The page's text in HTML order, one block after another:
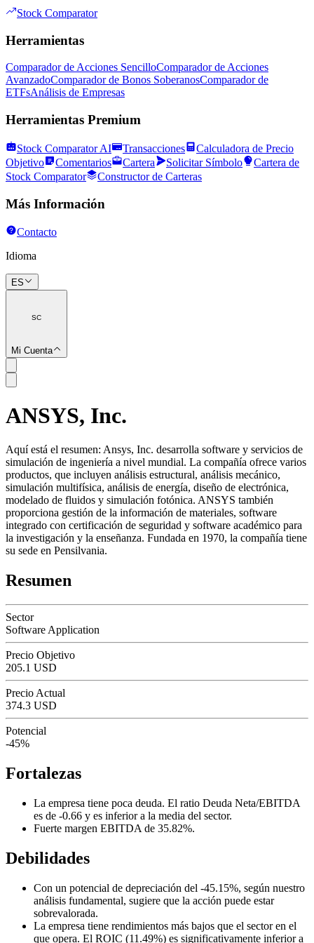
Stock Comparator
Herramientas
Comparador de Acciones SencilloComparador de Acciones
AvanzadoComparador de Bonos SoberanosComparador de
ETFsAnálisis de Empresas
Herramientas Premium
Stock Comparator AI Transacciones
Calculadora de Precio
Objetivo
Comentarios Cartera Solicitar Símbolo
Cartera de
Stock Comparator
Constructor de Carteras
Más Información
Contacto
Idioma
ES
SC
Mi Cuenta
SC
ANSYS, Inc.
Aquí está el resumen: Ansys, Inc. desarrolla software y servicios de
simulación de ingeniería a nivel mundial. La compañía ofrece varios
productos, que incluyen análisis estructural, análisis mecánico,
simulación multifísica, análisis de energía, diseño de electrónica,
modelado de fluidos y simulación fotónica. ANSYS también
proporciona gestión de la información de materiales, software
integrado con certificación de seguridad y software académico para
la investigación y la enseñanza. Fundada en 1970, la compañía tiene
su sede en Pensilvania.
Resumen
Sector
Software Application
Precio Objetivo
205.1 USD
Precio Actual
374.3 USD
Potencial
-45%
Fortalezas
La empresa tiene poca deuda. El ratio Deuda Neta/EBITDA
es de -0.66 y es inferior a la media del sector.
Fuerte margen EBITDA de 35.82%.
Debilidades
Con un potencial de depreciación del -45.15%, según nuestro
análisis fundamental, sugiere que la acción puede estar
sobrevalorada.
La empresa tiene rendimientos más bajos que el sector en el
que opera. El ROIC (11.49%) es significativamente inferior a